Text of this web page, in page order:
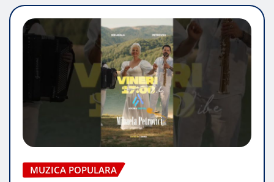
MUZICA POPULARA